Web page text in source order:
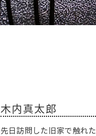
木内真太郎
先日訪問した旧家で触れた